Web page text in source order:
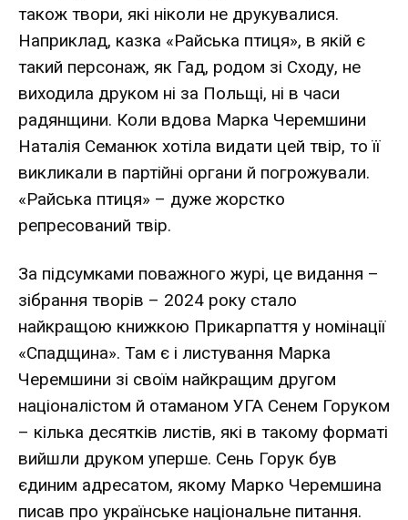
також твори, які ніколи не друкувалися.
Наприклад, казка «Райська птиця», в якій є
такий персонаж, як Гад, родом зі Сходу, не
виходила друком ні за Польщі, ні в часи
радянщини. Коли вдова Марка Черемшини
Наталія Семанюк хотіла видати цей твір, то її
викликали в партійні органи й погрожували.
«Райська птиця» – дуже жорстко
репресований твір.
За підсумками поважного журі, це видання –
зібрання творів – 2024 року стало
найкращою книжкою Прикарпаття у номінації
«Спадщина». Там є і листування Марка
Черемшини зі своїм найкращим другом
націоналістом й отаманом УГА Сенем Горуком
– кілька десятків листів, які в такому форматі
вийшли друком уперше. Сень Горук був
єдиним адресатом, якому Марко Черемшина
писав про українське національне питання.